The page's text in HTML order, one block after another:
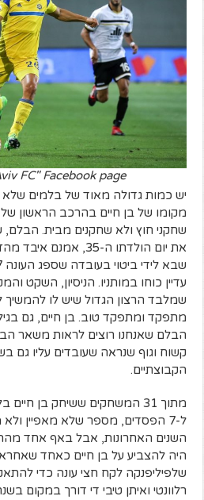
FC" Facebook page
יש כמות גדולה מאוד של בלמים שלא
מקומו של בן חיים בהרכב הראשון
שחקני חוץ ולא שחקנים מבית. הבלם,
את יום הולדתו ה-35,
עדיין כוחו במותניו. הניסיון, השקט
שמלבד הרצון הגדול שיש לו להמשיך
מתפקד ומתפקד טוב. בן חיים, גם
הבלם שאנחנו רוצים לראות משאר
קשוח וגוף שנראה שעובדים עליו גם
הקבוצתיים.
מתוך 31 המשחקים ששיחק בן
ל-7 הפסדים, מספר שלא מאפיין
השנים האחרונות, אבל באף אחד
היה להצביע על בן חיים כאחד
שלפיליפנקה לקח חצי עונה כדי
רלוונטי ואיתן טיבי די דורך במקום